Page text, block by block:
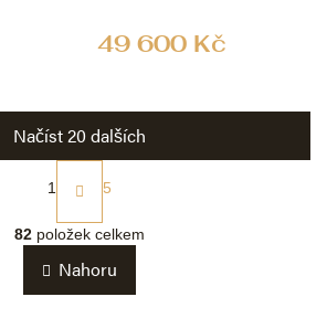
49 600 Kč
v
l
á
d
Načíst 20 dalších
S
t
á
n
k
1 5
82 položek celkem
Nahoru